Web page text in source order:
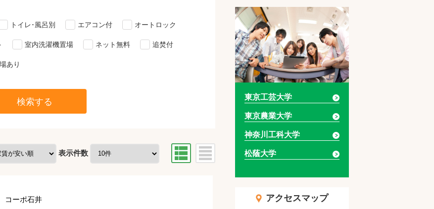
トイレ･風呂別 エアコン付 オートロック
室内洗濯機置場 ネット無料 追焚付
あり
検索する
表示件数
コーポ石井
東京工芸大学
東京農業大学
神奈川工科大学
松蔭大学
アクセスマップ